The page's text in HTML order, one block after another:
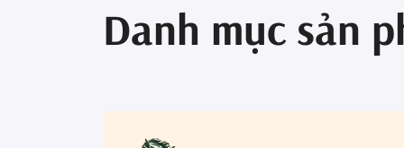
Danh mục sản